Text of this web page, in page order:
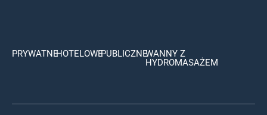
PRYWATNEHOTELOWEPUBLICZNEWANNY Z
HYDROMASAŻEM